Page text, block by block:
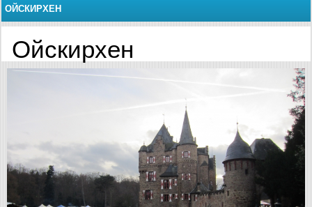
ОЙСКИРХЕН
Ойскирхен